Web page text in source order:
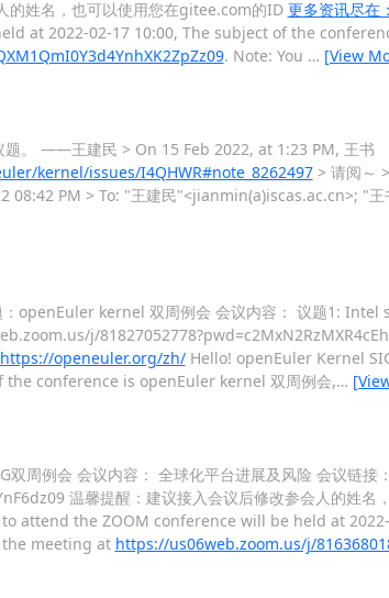
的姓名，也可以使用您在gitee.com的ID 更多资讯尽
at 2022-02-17 10:00, The subject of the
. Note: You … [View
题。 ——王建民 > On 15 Feb 2022, at 1:23 PM, 王书
kernel/issues/I4QHWR#note_8262497> 请阅～
PM > To: "王建民"<jianmin(a)iscas.ac.cn>; "王
openEuler kernel 双周例会 会议内容： 议题1: Intel
j/
https://openeuler.org/zh/Hello! openEuler Kernel
conference is openEuler kernel 双周例会,…
周例会 会议内容： 全球化平台进展及风险 会议链接：
温馨提醒：建议接入会议后修改参会人的姓名
attend the ZOOM conference will be held at
the meeting at https://us06web.zoom.us/j/